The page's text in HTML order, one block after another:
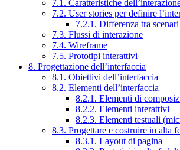
7.1. Caratteristiche
7.2. User stories per definire
7.2.1. Differenza tra scenari
7.3. Flussi di interazione
7.4. Wireframe
7.5. Prototipi interattivi
8. Progettazione dell’interfaccia
8.1. Obiettivi dell’interfaccia
8.2. Elementi dell’interfaccia
8.2.1. Elementi di
8.2.2. Elementi interattivi
8.2.3. Elementi testuali
8.3. Progettare e costruire in alta
8.3.1. Layout di pagina